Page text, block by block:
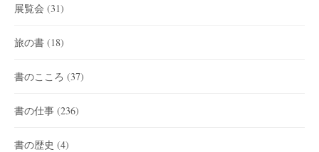
展覧会 (31)
旅の書 (18)
書のこころ (37)
書の仕事 (236)
書の歴史 (4)